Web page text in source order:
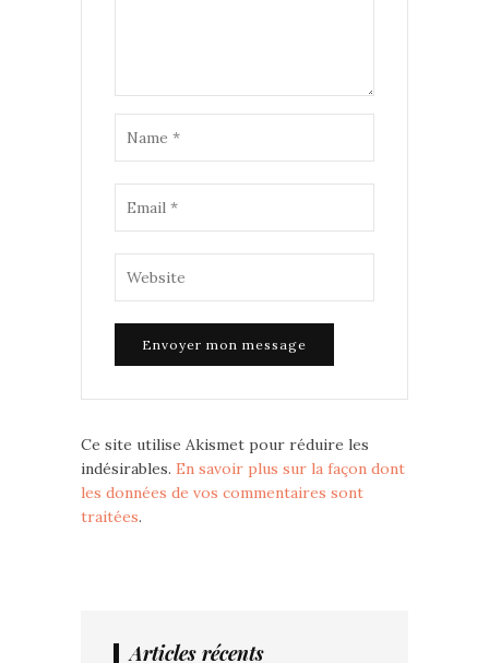
Ce site utilise Akismet pour réduire les
indésirables. En savoir plus sur la façon dont
les données de vos commentaires sont
traitées.
Articles récents